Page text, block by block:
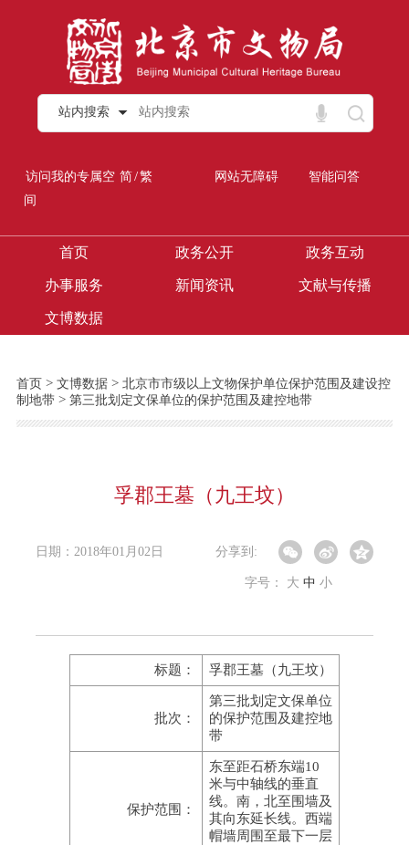
站内搜索
访问我的专属空
间
简/繁 网站无障碍 智能问答
首页 政务公开 政务互动
办事服务 新闻资讯 文献与传播
文博数据
首页> 文博数据> 北京市市级以上文物保护单位保护范围及建设控
制地带> 第三批划定文保单位的保护范围及建控地带
孚郡王墓（九王坟）
日期：2018年01月02日 分享到:
字号： 大 中 小
标题： 孚郡王墓（九王坟）
批次：
第三批划定文保单位
的保护范围及建控地
带
保护范围：
东至距石桥东端10
米与中轴线的垂直
线。南，北至围墙及
其向东延长线。西端
帽墙周围至最下一层